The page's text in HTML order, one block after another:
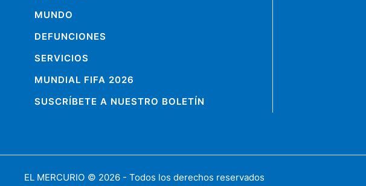
MUNDO
DEFUNCIONES
SERVICIOS
MUNDIAL FIFA 2026
SUSCRÍBETE A NUESTRO BOLETÍN
EL MERCURIO © 2026 - Todos los derechos reservados